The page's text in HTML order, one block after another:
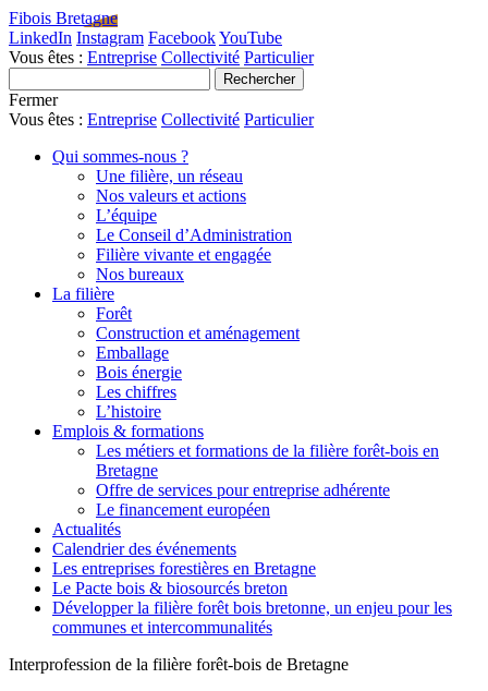
Fibois Bretagne
LinkedIn Instagram FacebookYouTube
Vous êtes : Entreprise Collectivité Particulier
Fermer
Vous êtes : Entreprise Collectivité Particulier
Qui sommes-nous ?
Une filière, un réseau
Nos valeurs et actions
L’équipe
Le Conseil d’Administration
Filière vivante et engagée
Nos bureaux
La filière
Forêt
Construction et aménagement
Emballage
Bois énergie
Les chiffres
L’histoire
Emplois & formations
Les métiers et formations de la filière forêt-bois en
Bretagne
Offre de services pour entreprise adhérente
Le financement européen
Actualités
Calendrier des événements
Les entreprises forestières en Bretagne
Le Pacte bois & biosourcés breton
Développer la filière forêt bois bretonne, un enjeu pour les
communes et intercommunalités
Interprofession de la filière forêt-bois de Bretagne